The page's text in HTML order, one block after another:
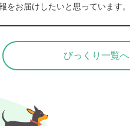
をお届けしたいと思っています。
びっくり一覧へ